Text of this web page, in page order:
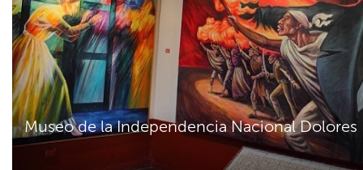
Museo de la Independencia Nacional Dolores